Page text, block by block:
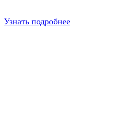
Узнать подробнее